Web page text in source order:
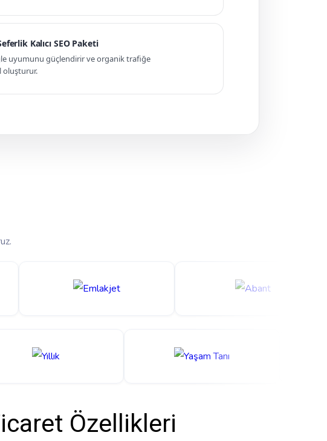
Kalıcı SEO Paketi
uyumunu güçlendirir ve organik trafiğe
oluşturur.
Özellikleri